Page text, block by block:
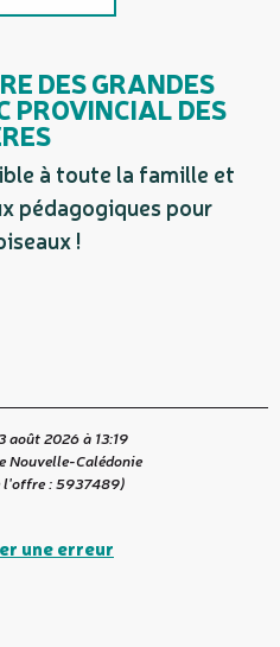
DES GRANDES
PROVINCIAL DES
à toute la famille et
pédagogiques pour
!
août 2026 à 13:19
Nouvelle-Calédonie
l'offre :5937489)
une erreur